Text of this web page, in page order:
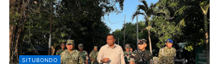
SITUBONDO